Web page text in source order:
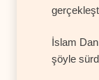
İslam
şöyle